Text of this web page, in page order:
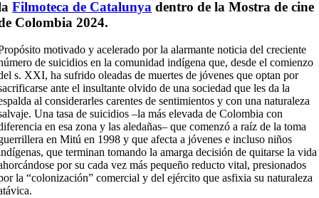
Filmoteca de Catalunya dentro de la Mostra de cine
Colombia 2024.
motivado y acelerado por la alarmante noticia del creciente
de suicidios en la comunidad indígena que, desde el comienzo
s. XXI, ha sufrido oleadas de muertes de jóvenes que optan por
ante el insultante olvido de una sociedad que les da la
al considerarles carentes de sentimientos y con una naturaleza
Una tasa de suicidios –la más elevada de Colombia con
en esa zona y las aledañas– que comenzó a raíz de la toma
en Mitú en 1998 y que afecta a jóvenes e incluso niños
que terminan tomando la amarga decisión de quitarse la vida
por su cada vez más pequeño reducto vital, presionados
la “colonización” comercial y del ejército que asfixia su naturaleza